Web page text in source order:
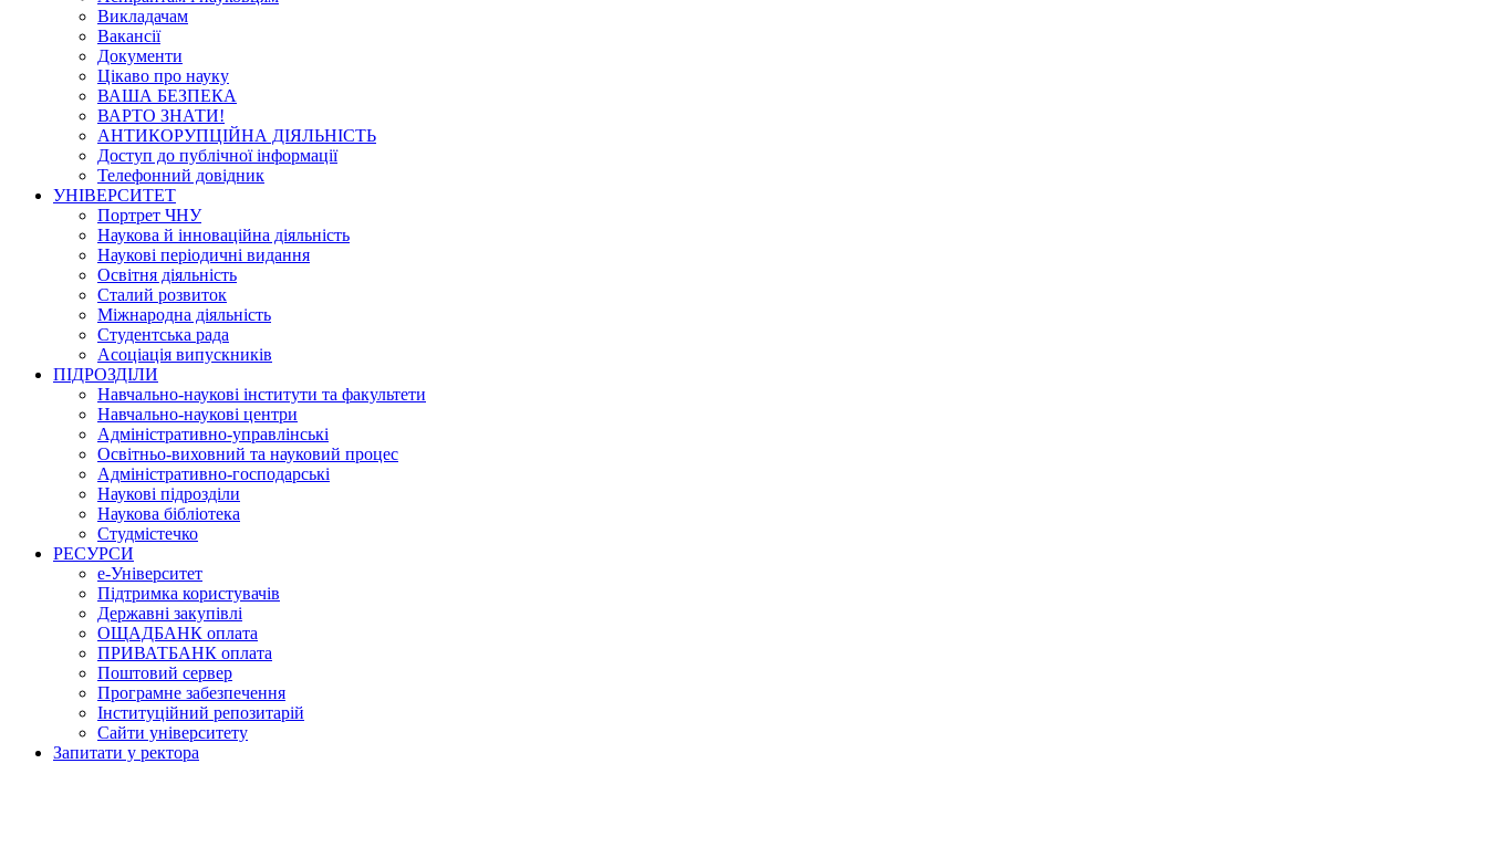
Викладачам
Вакансії
Документи
Цікаво про науку
ВАША БЕЗПЕКА
ВАРТО ЗНАТИ!
АНТИКОРУПЦІЙНА ДІЯЛЬНІСТЬ
Доступ до публічної інформації
Телефонний довідник
УНІВЕРСИТЕТ
Портрет ЧНУ
Наукова й інноваційна діяльність
Наукові періодичні видання
Освітня діяльність
Сталий розвиток
Міжнародна діяльність
Студентська рада
Асоціація випускників
ПІДРОЗДІЛИ
Навчально-наукові інститути та факультети
Навчально-наукові центри
Адміністративно-управлінські
Освітньо-виховний та науковий процес
Адміністративно-господарські
Наукові підрозділи
Наукова бібліотека
Студмістечко
РЕСУРСИ
е-Університет
Підтримка користувачів
Державні закупівлі
ОЩАДБАНК оплата
ПРИВАТБАНК оплата
Поштовий сервер
Програмне забезпечення
Інституційний репозитарій
Сайти університету
Запитати у ректора